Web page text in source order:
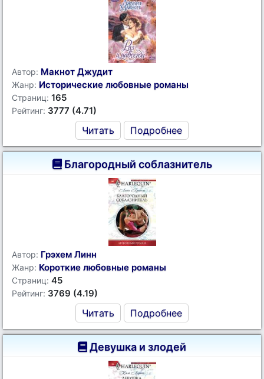
Автор: Макнот Джудит
Жанр: Исторические любовные романы
Страниц: 165
Рейтинг: 3777 (4.71)
Читать Подробнее
Благородный соблазнитель
Автор: Грэхем Линн
Жанр: Короткие любовные романы
Страниц: 45
Рейтинг: 3769 (4.19)
Читать Подробнее
Девушка и злодей